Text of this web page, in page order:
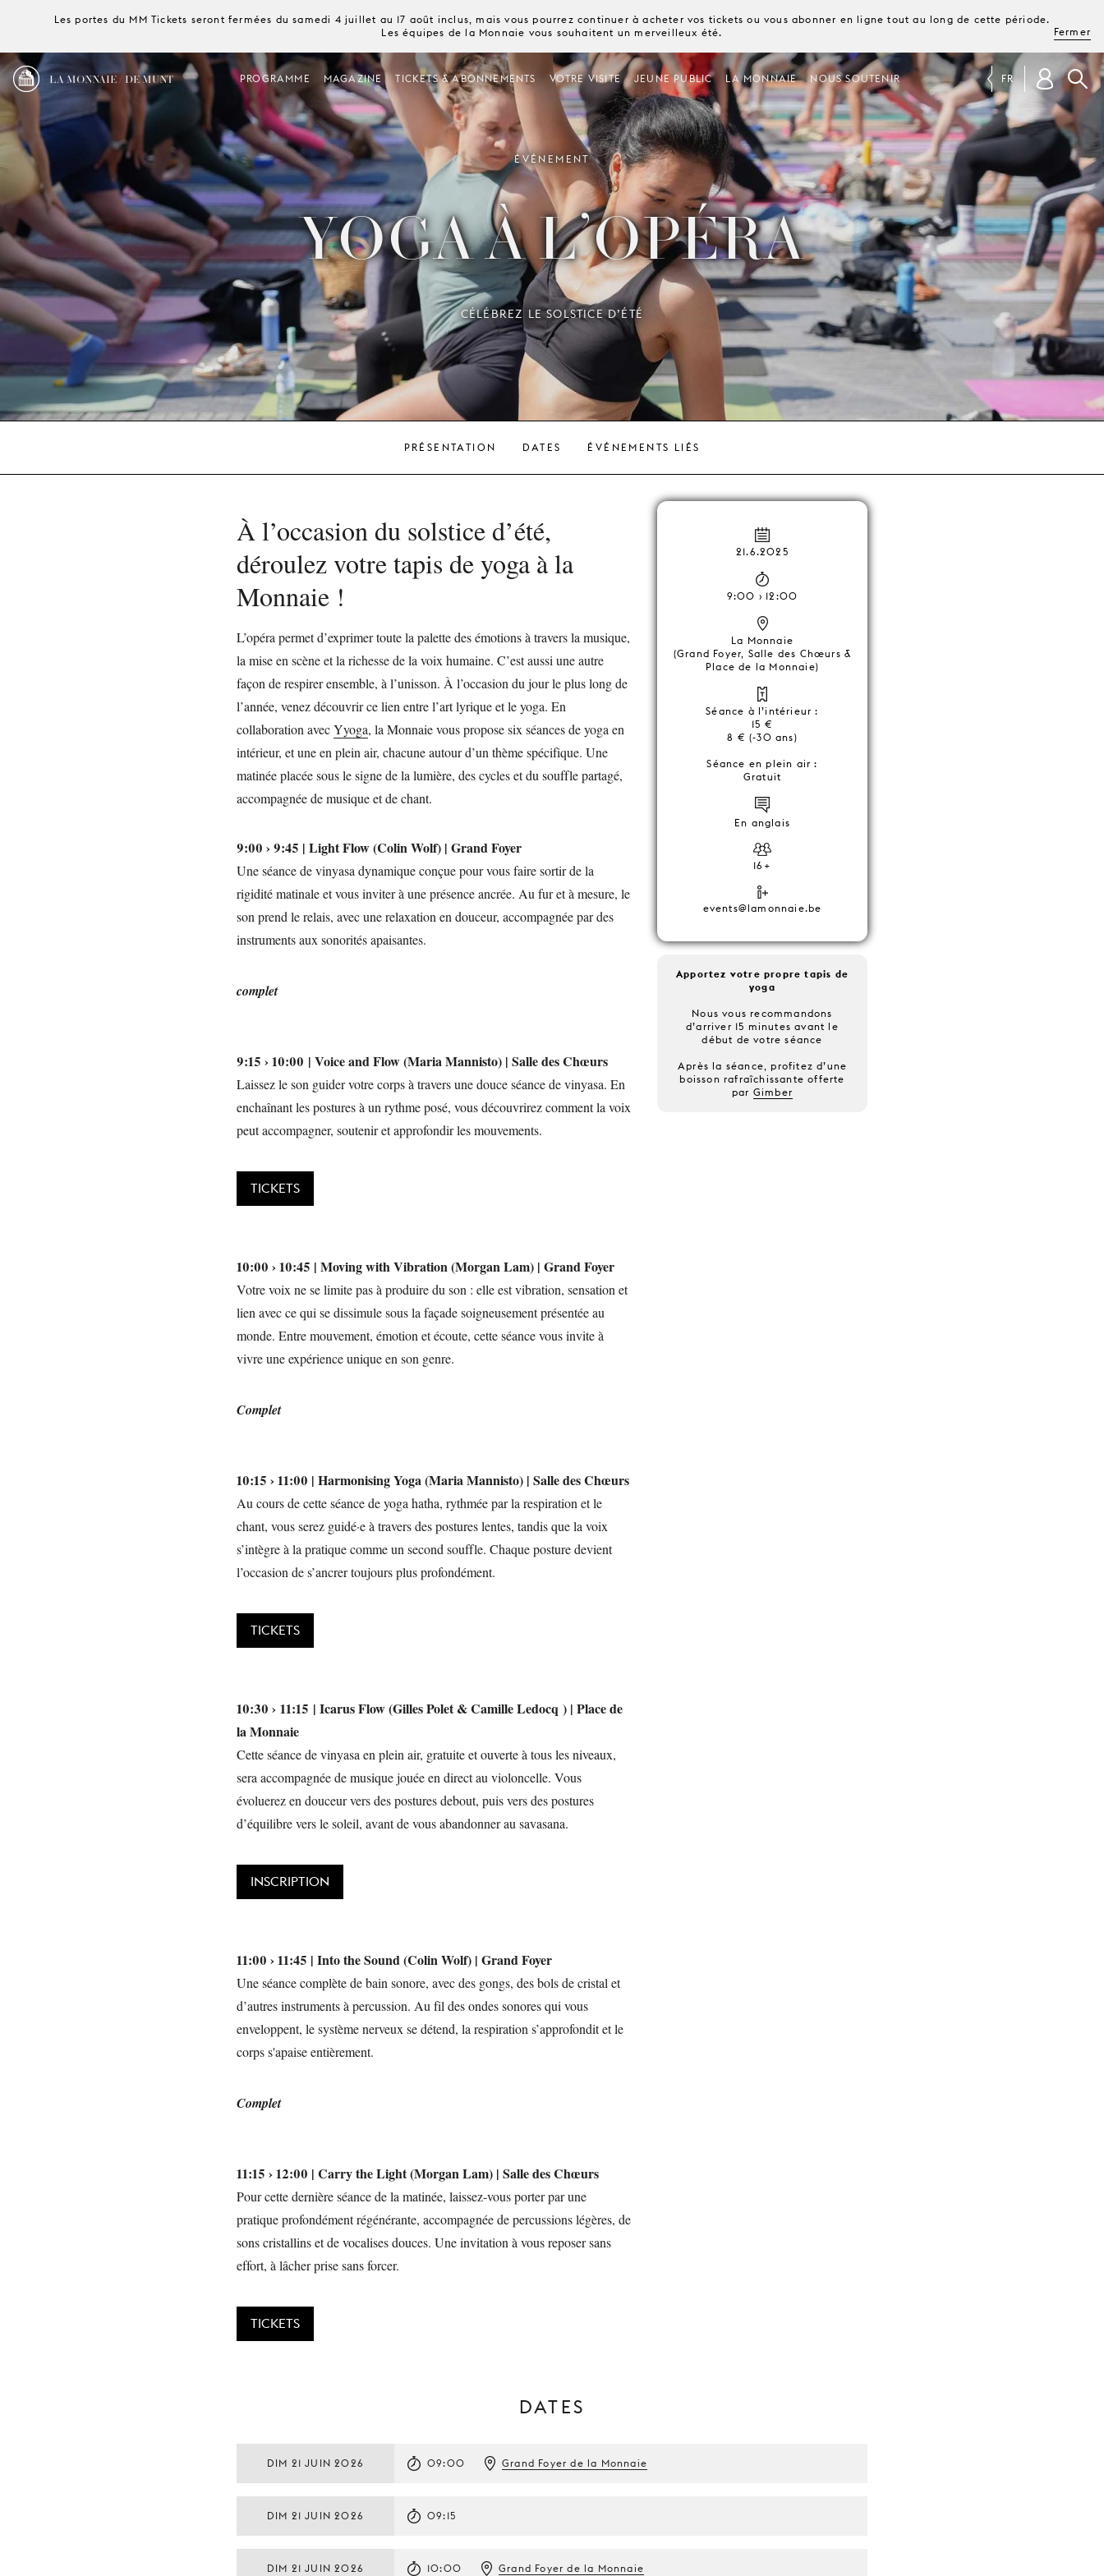
Les portes du MM Tickets seront fermées du samedi 4 juillet au 17 août inclus, mais vous pourrez continuer à acheter vos tickets ou vous abonner en ligne tout au long de cette période.
Les équipes de la Monnaie vous souhaitent un merveilleux été.
Fermer
LA MONNAIE / DE MUNT PROGRAMME MAGAZINE TICKETS & ABONNEMENTS VOTRE VISITE JEUNE PUBLIC LA MONNAIE NOUS SOUTENIR FR
ÉVÉNEMENT
YOGA À L’OPÉRA
CÉLÉBREZ LE SOLSTICE D’ÉTÉ
PRÉSENTATION DATES ÉVÉNEMENTS LIÉS
À l’occasion du solstice d’été,
déroulez votre tapis de yoga à la
Monnaie !
L’opéra permet d’exprimer toute la palette des émotions à travers la musique,
la mise en scène et la richesse de la voix humaine. C’est aussi une autre
façon de respirer ensemble, à l’unisson. À l’occasion du jour le plus long de
l’année, venez découvrir ce lien entre l’art lyrique et le yoga. En
collaboration avecYyoga, la Monnaie vous propose six séances de yoga en
intérieur, et une en plein air, chacune autour d’un thème spécifique. Une
matinée placée sous le signe de la lumière, des cycles et du souffle partagé,
accompagnée de musique et de chant.
9:00 › 9:45 | Light Flow (Colin Wolf) | Grand Foyer
Une séance de vinyasa dynamique conçue pour vous faire sortir de la
rigidité matinale et vous inviter à une présence ancrée. Au fur et à mesure, le
son prend le relais, avec une relaxation en douceur, accompagnée par des
instruments aux sonorités apaisantes.
complet
9:15 › 10:00 | Voice and Flow (Maria Mannisto) | Salle des Chœurs
Laissez le son guider votre corps à travers une douce séance de vinyasa. En
enchaînant les postures à un rythme posé, vous découvrirez comment la voix
peut accompagner, soutenir et approfondir les mouvements.
TICKETS
10:00 › 10:45 | Moving with Vibration (Morgan Lam) | Grand Foyer
Votre voix ne se limite pas à produire du son : elle est vibration, sensation et
lien avec ce qui se dissimule sous la façade soigneusement présentée au
monde. Entre mouvement, émotion et écoute, cette séance vous invite à
vivre une expérience unique en son genre.
Complet
10:15 › 11:00 | Harmonising Yoga (Maria Mannisto) | Salle des Chœurs
Au cours de cette séance de yoga hatha, rythmée par la respiration et le
chant, vous serez guidé·e à travers des postures lentes, tandis que la voix
s’intègre à la pratique comme un second souffle. Chaque posture devient
l’occasion de s’ancrer toujours plus profondément.
TICKETS
10:30 › 11:15 | Icarus Flow (Gilles Polet & Camille Ledocq ) | Place de
la Monnaie
Cette séance de vinyasa en plein air, gratuite et ouverte à tous les niveaux,
sera accompagnée de musique jouée en direct au violoncelle. Vous
évoluerez en douceur vers des postures debout, puis vers des postures
d’équilibre vers le soleil, avant de vous abandonner au savasana.
INSCRIPTION
11:00 › 11:45 | Into the Sound (Colin Wolf) | Grand Foyer
Une séance complète de bain sonore, avec des gongs, des bols de cristal et
d’autres instruments à percussion. Au fil des ondes sonores qui vous
enveloppent, le système nerveux se détend, la respiration s’approfondit et le
corps s'apaise entièrement.
Complet
11:15 › 12:00 | Carry the Light (Morgan Lam) | Salle des Chœurs
Pour cette dernière séance de la matinée, laissez-vous porter par une
pratique profondément régénérante, accompagnée de percussions légères, de
sons cristallins et de vocalises douces. Une invitation à vous reposer sans
effort, à lâcher prise sans forcer.
TICKETS
21.6.2025
9:00 › 12:00
La Monnaie
(Grand Foyer, Salle des Chœurs &
Place de la Monnaie)
Séance à l’intérieur :
15 €
8 € (-30 ans)
Séance en plein air :
Gratuit
En anglais
16+
events@lamonnaie.be
Apportez votre propre tapis de
yoga
Nous vous recommandons
d’arriver 15 minutes avant le
début de votre séance
Après la séance, profitez d’une
boisson rafraîchissante offerte
par Gimber
DATES
DIM 21 JUIN 2026 09:00 Grand Foyer de la Monnaie
DIM 21 JUIN 2026 09:15
DIM 21 JUIN 2026 10:00 Grand Foyer de la Monnaie